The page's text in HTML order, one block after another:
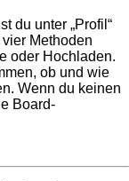
du unter „Profil“
Methoden
oder Hochladen.
ob und wie
Wenn du keinen
Board-